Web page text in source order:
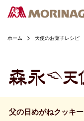
ホーム 天使のお菓子レシピ
父の日めがねクッキー